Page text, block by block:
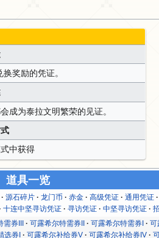
奖励的凭证。
成为泰拉文明繁荣的见证。
中获得
道具一览
源石碎片 龙门币 赤金 高级凭证 通用凭证
十连中坚寻访凭证 寻访凭证 中坚寻访凭证
券III 可露希尔特需券II 可露希尔特需券I 可
选券I 可露希尔补给券V 可露希尔补给券IV